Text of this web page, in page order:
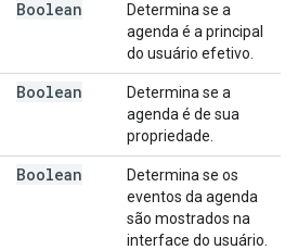
Boolean
Determina se a
agenda é a principal
do usuário efetivo.
Boolean
Determina se a
agenda é de sua
propriedade.
Boolean
Determina se os
eventos da agenda
são mostrados na
interface do usuário.